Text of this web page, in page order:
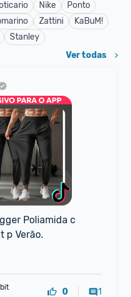
Nike
Ponto
Zattini
KaBuM!
Stanley
Ver todas
Poliamida c
p Verão.
0 1